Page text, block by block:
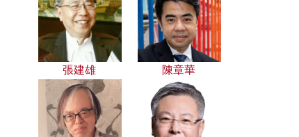
張建雄 陳章華